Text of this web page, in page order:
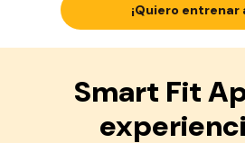
¡Quiero entrenar
Smart Fit